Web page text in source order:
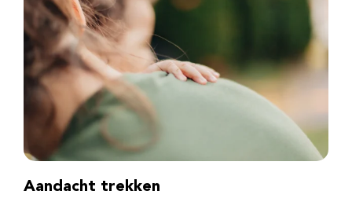
Aandacht trekken